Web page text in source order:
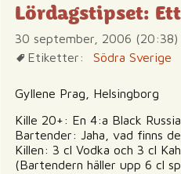
Lördagstipset:
30 september, 2006 (20:38)
Etiketter:
Södra Sverige
Gyllene Prag, Helsingborg
Kille 20+: En 4:a Black
Bartender: Jaha, vad finns
Killen: 3 cl Vodka och 3 cl
(Bartendern häller upp 6 cl